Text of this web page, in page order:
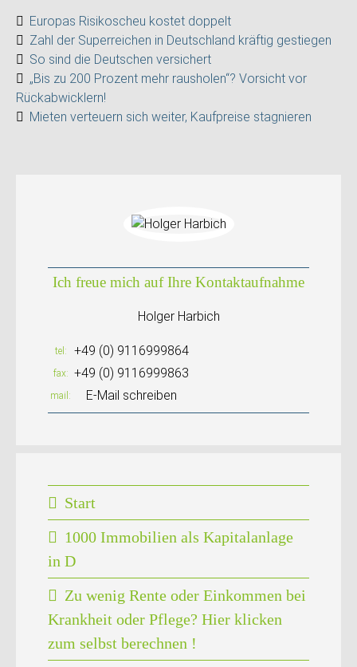
Europas Risikoscheu kostet doppelt
Zahl der Superreichen in Deutschland kräftig gestiegen
So sind die Deutschen versichert
„Bis zu 200 Prozent mehr rausholen“? Vorsicht vor
Rückabwicklern!
Mieten verteuern sich weiter, Kaufpreise stagnieren
Ich freue mich auf Ihre Kontaktaufnahme
Holger Harbich
tel +49 (0) 9116999864
fax +49 (0) 9116999863
mail E-Mail schreiben
Start
1000 Immobilien als Kapitalanlage
in D
Zu wenig Rente oder Einkommen bei
Krankheit oder Pflege? Hier klicken
zum selbst berechnen !